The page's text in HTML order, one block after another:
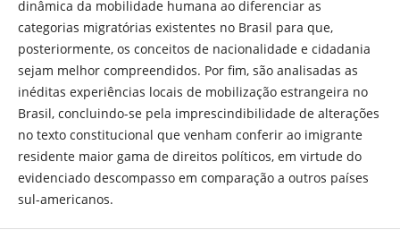
dinâmica da mobilidade humana ao diferenciar as
categorias migratórias existentes no Brasil para que,
posteriormente, os conceitos de nacionalidade e cidadania
sejam melhor compreendidos. Por fim, são analisadas as
inéditas experiências locais de mobilização estrangeira no
Brasil, concluindo-se pela imprescindibilidade de alterações
no texto constitucional que venham conferir ao imigrante
residente maior gama de direitos políticos, em virtude do
evidenciado descompasso em comparação a outros países
sul-americanos.